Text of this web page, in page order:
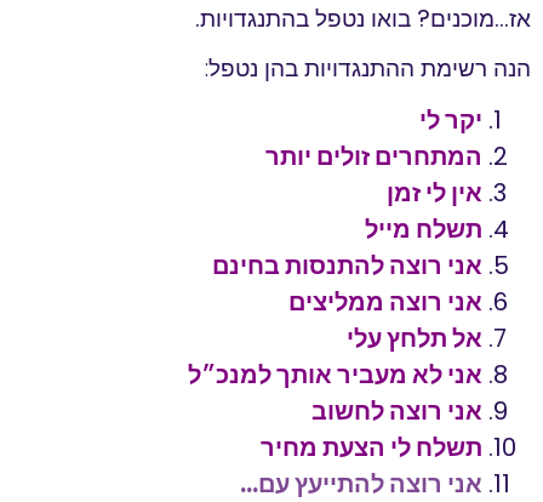
אז…מוכנים? בואו נטפל בהתנגדויות.
הנה רשימת ההתנגדויות בהן נטפל:
יקר לי
המתחרים זולים יותר
אין לי זמן
תשלח מייל
אני רוצה להתנסות בחינם
אני רוצה ממליצים
אל תלחץ עלי
אני לא מעביר אותך למנכ״ל
אני רוצה לחשוב
תשלח לי הצעת מחיר
אני רוצה להתייעץ עם…